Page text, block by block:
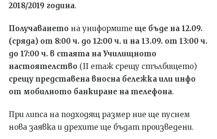
2018/2019 година.
Получаването на униформите ще бъде на 12.09.
(сряда) от 8:00 ч. до 12:00 ч. и на 13.09. от 13:00 ч.
до 17:00 ч. в стаята на Училищното
настоятелство (II етаж срещу стълбището)
срещу представена вносна бележка или инфо
от мобилното банкиране на телефона.
При липса на подходящ размер ние ще пуснем
нова заявка и дрехите ще бъдат произведени.